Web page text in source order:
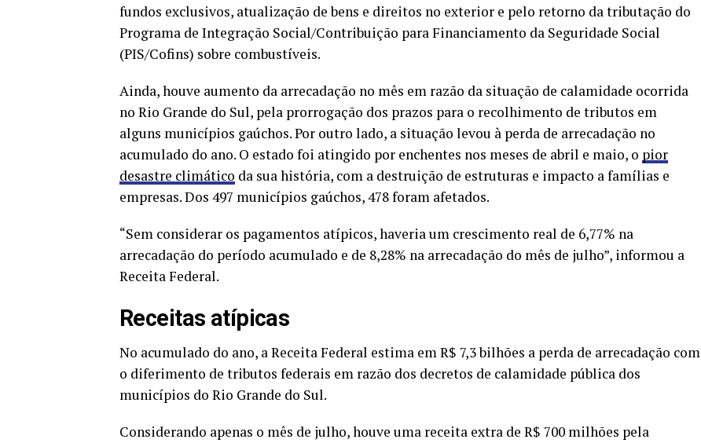
fundos exclusivos, atualização de bens e direitos no exterior e pelo retorno da tributação do
Programa de Integração Social/Contribuição para Financiamento da Seguridade Social
(PIS/Cofins) sobre combustíveis.
Ainda, houve aumento da arrecadação no mês em razão da situação de calamidade ocorrida
no Rio Grande do Sul, pela prorrogação dos prazos para o recolhimento de tributos em
alguns municípios gaúchos. Por outro lado, a situação levou à perda de arrecadação no
acumulado do ano. O estado foi atingido por enchentes nos meses de abril e maio, o pior
desastre climático da sua história, com a destruição de estruturas e impacto a famílias e
empresas. Dos 497 municípios gaúchos, 478 foram afetados.
“Sem considerar os pagamentos atípicos, haveria um crescimento real de 6,77% na
arrecadação do período acumulado e de 8,28% na arrecadação do mês de julho”, informou a
Receita Federal.
Receitas atípicas
No acumulado do ano, a Receita Federal estima em R$ 7,3 bilhões a perda de arrecadação com
o diferimento de tributos federais em razão dos decretos de calamidade pública dos
municípios do Rio Grande do Sul.
Considerando apenas o mês de julho, houve uma receita extra de R$ 700 milhões pela